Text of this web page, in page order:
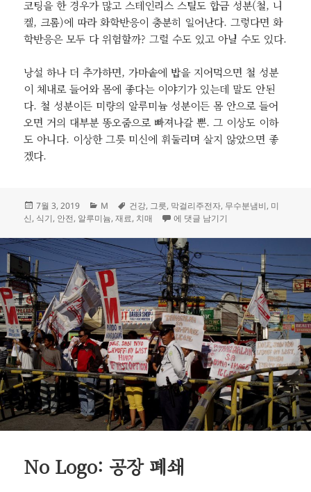
코팅을 한 경우가 많고 스테인리스 스틸도 합금 성분(철, 니
켈, 크롬)에 따라 화학반응이 충분히 일어난다. 그렇다면 화
학반응은 모두 다 위험할까? 그럴 수도 있고 아닐 수도 있다.
낭설 하나 더 추가하면, 가마솥에 밥을 지어먹으면 철 성분
이 체내로 들어와 몸에 좋다는 이야기가 있는데 말도 안된
다. 철 성분이든 미량의 알루미늄 성분이든 몸 안으로 들어
오면 거의 대부분 똥오줌으로 빠져나갈 뿐. 그 이상도 이하
도 아니다. 이상한 그릇 미신에 휘둘리며 살지 않았으면 좋
겠다.
작
성
자
7월 3, 2019
카
테
리
M
태
그
건강, 그릇, 막걸리주전자, 무수분냄비, 미
신, 식기, 안전, 알루미늄,재료, 치매 ‘안전함’이라는 미신
에 댓글 남기기
No Logo: 공장 폐쇄